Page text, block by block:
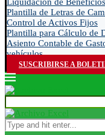
Plantilla de Letras de
Control de Activos Fijos
Plantilla para Cálculo de
Asiento Contable de
vehículos
SUSCRIBIRSE A